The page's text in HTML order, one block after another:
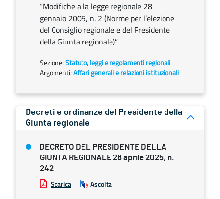
“Modifiche alla legge regionale 28
gennaio 2005, n. 2 (Norme per l’elezione
del Consiglio regionale e del Presidente
della Giunta regionale)”.
Sezione:Statuto, leggi e regolamenti regionali
Argomenti:Affari generali e relazioni istituzionali
Decreti e ordinanze del Presidente della
Giunta regionale
DECRETO DEL PRESIDENTE DELLA
GIUNTA REGIONALE 28 aprile 2025, n.
242
Scarica Ascolta